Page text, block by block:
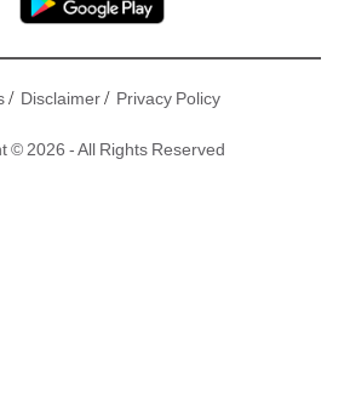
/ Disclaimer/ Privacy Policy
© 2026 - All Rights Reserved